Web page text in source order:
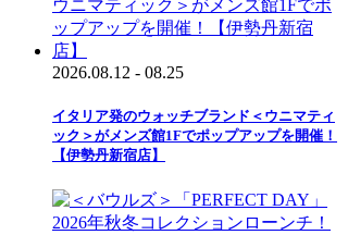
2026.08.12 - 08.25
イタリア発のウォッチブランド＜ウニマティ
ック＞がメンズ館1Fでポップアップを開催！
【伊勢丹新宿店】